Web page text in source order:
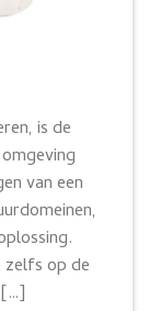
is de
van een
op de
[…]